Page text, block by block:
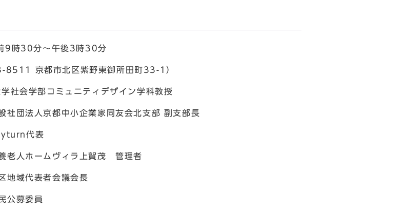
9時30分～午後3時30分
8511 京都市北区紫野東御所田町33-1）
会学部コミュニティデザイン学科教授
都中小企業家同友会北支部 副支部長
代表
ムヴィラ上賀茂 管理者
表者会議会長
委員